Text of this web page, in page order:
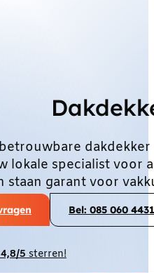
lokale specialist voor
staan garant voor
Bel: 085 060 4431
4,8/5sterren!